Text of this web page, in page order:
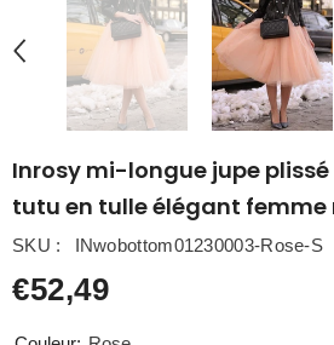
Inrosy mi-longue jupe
tutu en tulle élégant femme
SKU : INwobottom01230003-Rose-S
€52,49